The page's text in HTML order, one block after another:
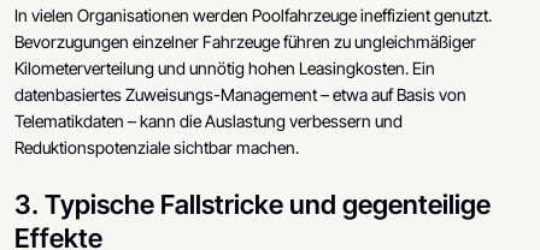
In vielen Organisationen werden Poolfahrzeuge ineffizient genutzt.
Bevorzugungen einzelner Fahrzeuge führen zu ungleichmäßiger
Kilometerverteilung und unnötig hohen Leasingkosten. Ein
datenbasiertes Zuweisungs-Management – etwa auf Basis von
Telematikdaten – kann die Auslastung verbessern und
Reduktionspotenziale sichtbar machen.
3. Typische Fallstricke und gegenteilige
Effekte